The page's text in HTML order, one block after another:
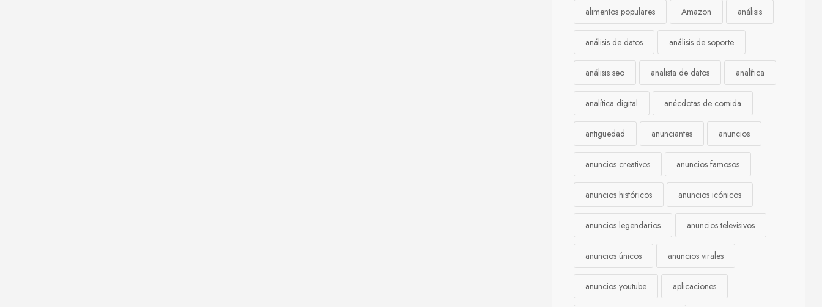
alimentos populares Amazon análisis
análisis de datos análisis de soporte
análisis seo analista de datos analítica
analítica digital anécdotas de comida
antigüedad anunciantes anuncios
anuncios creativos anuncios famosos
anuncios históricos anuncios icónicos
anuncios legendarios anuncios televisivos
anuncios únicos anuncios virales
anuncios youtube aplicaciones